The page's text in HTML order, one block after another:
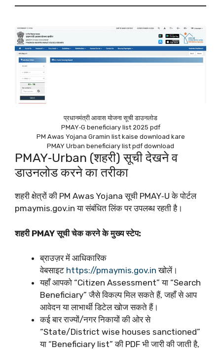
प्रधानमंत्री आवास योजना सूची डाउनलोड
PMAY‑G beneficiary list 2025 pdf
PM Awas Yojana Gramin list kaise download kare
PMAY Urban beneficiary list pdf download
PMAY‑Urban (शहरी) सूची देखने व
डाउनलोड करने का तरीका
शहरी क्षेत्रों की PM Awas Yojana सूची PMAY‑U के पोर्टल
pmaymis.gov.in या संबंधित लिंक पर उपलब्ध रहती है।
शहरी PMAY सूची चेक करने के मुख्य स्टेप:
ब्राउज़र में आधिकारिक
वेबसाइट https://pmaymis.gov.in खोलें।
यहाँ आपको “Citizen Assessment” या “Search
Beneficiary” जैसे विकल्प मिल सकते हैं, जहाँ से आप
आवेदन या लाभार्थी डिटेल खोज सकते हैं।​
कई बार राज्यों/नगर निकायों की ओर से
“State/District wise houses sanctioned”
या “Beneficiary list” की PDF भी जारी की जाती है,